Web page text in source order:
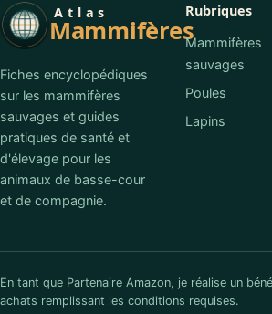
Atlas
Mammifères
Fiches encyclopédiques
sur les mammifères
sauvages et guides
pratiques de santé et
d'élevage pour les
animaux de basse-cour
et de compagnie.
Rubriques
Mammifères
sauvages
Poules
Lapins
En tant que Partenaire Amazon, je réalise un
achats remplissant les conditions requises.